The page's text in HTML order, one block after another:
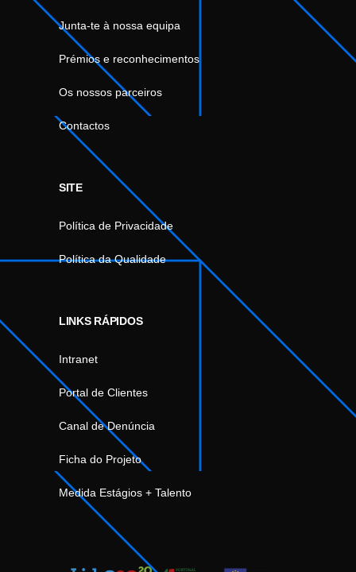
Junta-te à nossa equipa
Prémios e reconhecimentos
Os nossos parceiros
Contactos
SITE
Política de Privacidade
Política da Qualidade
LINKS RÁPIDOS
Intranet
Portal de Clientes
Canal de Denúncia
Ficha do Projeto
Medida Estágios + Talento